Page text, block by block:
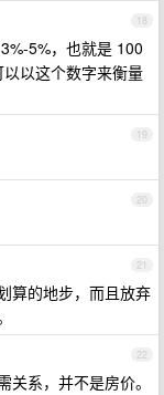
18
5%，也就是 100
以这个数字来衡量
19
20
21
算的地步，而且放弃
22
系，并不是房价。